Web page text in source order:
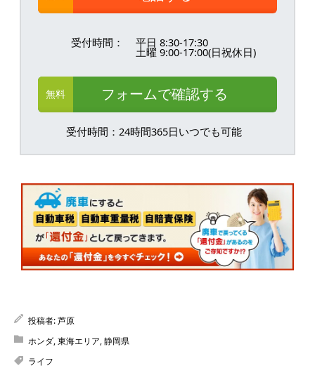
受付時間： 平日 8:30-17:30
土曜 9:00-17:00(日祝休日)
無料 フォームで確認する
受付時間：24時間365日いつでも可能
投稿者:芦原
ホンダ,東海エリア,静岡県
ライフ